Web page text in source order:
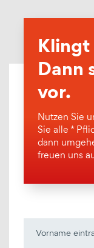
Klingt
Dann
vor.
Nutzen Sie
Sie alle *
dann
freuen uns